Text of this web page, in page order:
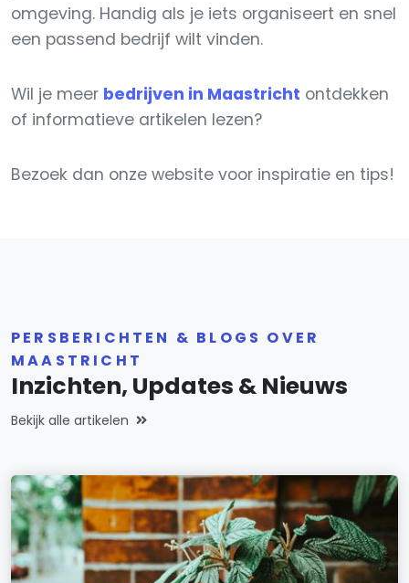
omgeving. Handig als je iets organiseert en snel
een passend bedrijf wilt vinden.
Wil je meer bedrijven in Maastricht ontdekken
of informatieve artikelen lezen?
Bezoek dan onze website voor inspiratie en tips!
PERSBERICHTEN & BLOGS OVER
MAASTRICHT
Inzichten, Updates & Nieuws
Bekijk alle artikelen